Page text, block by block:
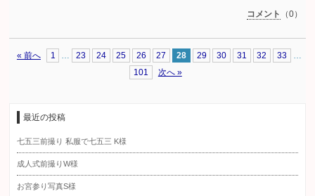
コメント （0）
« 前へ 1 … 23 24 25 26 27 28 29 30 31 32 33
…
101
次へ »
最近の投稿
七五三前撮り 私服で七五三 K様
成人式前撮りW様
お宮参り写真S様